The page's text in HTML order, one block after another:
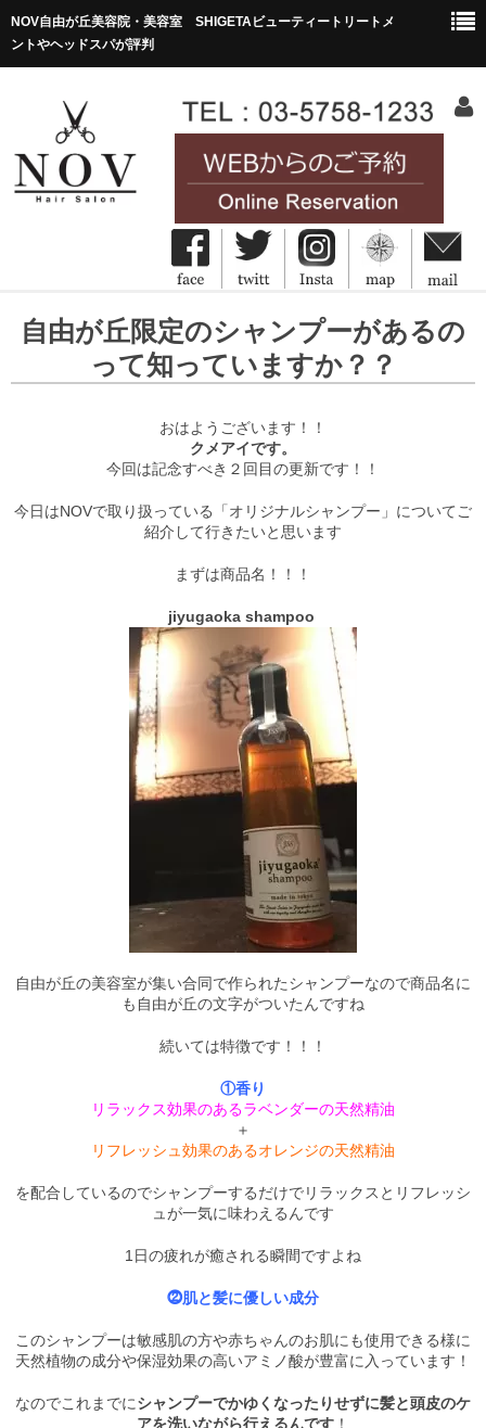
NOV自由が丘美容院・美容室 SHIGETAビューティートリートメ
ントやヘッドスパが評判
HOME
ホーム
メニュー・価格
Opening&Access
営業時間・アクセス
自由が丘限定のシャンプーがあるの
って知っていますか？？
おはようございます！！
クメアイです。
今回は記念すべき２回目の更新です！！
今日はNOVで取り扱っている「オリジナルシャンプー」 についてご
紹介して行きたいと思います
まずは商品名！！！
jiyugaoka shampoo
自由が丘の美容室が集い合同で作られたシャンプーなので商品名に
も自由が丘の文字がついたんですね
続いては特徴です！！！
①香り
リラックス効果のあるラベンダーの天然精油
＋
リフレッシュ効果のあるオレンジの天然精油
を配合しているのでシャンプーするだけでリラックスとリフレ ッシ
ュが一気に味わえるんです
1日の疲れが癒される瞬間ですよね
⓶肌と髪に優しい成分
このシャンプーは敏感肌の方や赤ちゃんのお肌にも使用できる様に
天然植物の成分や保湿効果の高いアミノ酸が豊富に入っています！
なのでこれまでにシャンプーでかゆくなったりせずに髪と頭皮のケ
アを洗いながら行えるんです ！